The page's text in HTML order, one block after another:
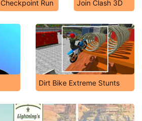
Checkpoint Run Join Clash 3D
Dirt Bike Extreme Stunts